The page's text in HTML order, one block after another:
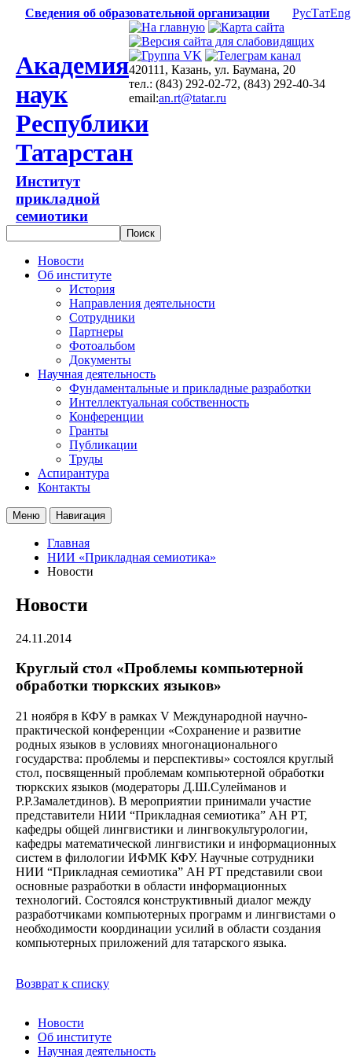
Сведения об образовательной организации РусТатEng
Академия
наук
Республики
Татарстан
Институт
прикладной
семиотики
420111, Казань, ул. Баумана, 20
тел.: (843) 292-02-72, (843) 292-40-34
email:an.rt@tatar.ru
Новости
Об институте
История
Направления деятельности
Сотрудники
Партнеры
Фотоальбом
Документы
Научная деятельность
Фундаментальные и прикладные разработки
Интеллектуальная собственность
Конференции
Гранты
Публикации
Труды
Аспирантура
Контакты
Меню Навигация
Главная
НИИ «Прикладная семиотика»
Новости
Новости
24.11.2014
Круглый стол «Проблемы компьютерной
обработки тюркских языков»
21 ноября в КФУ в рамках V Международной научно-
практической конференции «Сохранение и развитие
родных языков в условиях многонационального
государства: проблемы и перспективы» состоялся круглый
стол, посвященный проблемам компьютерной обработки
тюркских языков (модераторы Д.Ш.Сулейманов и
Р.Р.Замалетдинов). В мероприятии принимали участие
представители НИИ “Прикладная семиотика” АН РТ,
кафедры общей лингвистики и лингвокультурологии,
кафедры математической лингвистики и информационных
систем в филологии ИФМК КФУ. Научные сотрудники
НИИ “Прикладная семиотика” АН РТ представили свои
основные разработки в области информационных
технологий. Состоялся конструктивный диалог между
разработчиками компьютерных программ и лингвистами о
необходимости координации усилий в области создания
компьютерных приложений для татарского языка.
Возврат к списку
Новости
Об институте
Научная деятельность